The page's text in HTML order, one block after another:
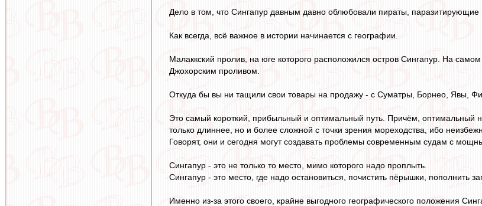
Дело в том, что Сингапур давным давно облюбовали пираты, паразитирующие
Как всегда, всё важное в истории начинается с географии.
Малаккский пролив, на юге которого расположился остров Сингапур. На
Джохорским проливом.
Откуда бы вы ни тащили свои товары на продажу - с Суматры, Борнео, Явы,
Это самый короткий, прибыльный и оптимальный путь. Причём, оптимальный
только длиннее, но и более сложной с точки зрения мореходства, ибо
Говорят, они и сегодня могут создавать проблемы современным судам с
Сингапур - это не только то место, мимо которого надо проплыть.
Сингапур - это место, где надо остановиться, почистить пёрышки, пополнить
Именно из-за этого своего, крайне выгодного географического положения